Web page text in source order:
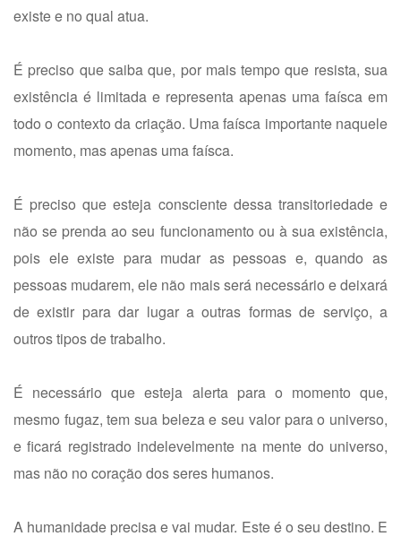
existe e no qual atua.
É preciso que saiba que, por mais tempo que resista, sua
existência é limitada e representa apenas uma faísca em
todo o contexto da criação. Uma faísca importante naquele
momento, mas apenas uma faísca.
É preciso que esteja consciente dessa transitoriedade e
não se prenda ao seu funcionamento ou à sua existência,
pois ele existe para mudar as pessoas e, quando as
pessoas mudarem, ele não mais será necessário e deixará
de existir para dar lugar a outras formas de serviço, a
outros tipos de trabalho.
É necessário que esteja alerta para o momento que,
mesmo fugaz, tem sua beleza e seu valor para o universo,
e ficará registrado indelevelmente na mente do universo,
mas não no coração dos seres humanos.
A humanidade precisa e vai mudar. Este é o seu destino. E